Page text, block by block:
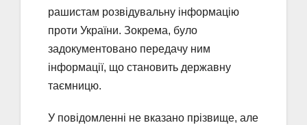
рашистам розвідувальну інформацію
проти України. Зокрема, було
задокументовано передачу ним
інформації, що становить державну
таємницю.
У повідомленні не вказано прізвище, але